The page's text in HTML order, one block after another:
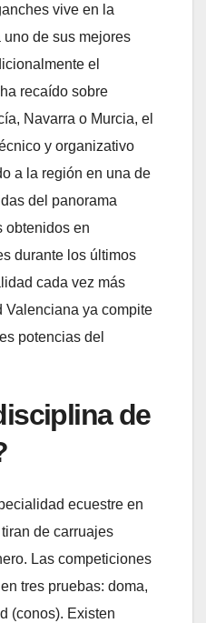
vive en la
de sus mejores
el
recaído sobre
Navarra o Murcia, el
y organizativo
a la región en una de
del panorama
obtenidos en
durante los últimos
cada vez más
Valenciana ya compite
potencias del
de
ecuestre en
de carruajes
Las competiciones
tres pruebas: doma,
(conos). Existen